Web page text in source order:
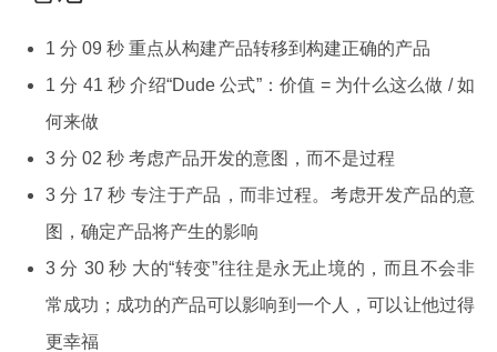
1 分 09 秒 重点从构建产品转移到构建正确的产品
1 分 41 秒 介绍“Dude 公式”：价值 = 为什么这么做 / 如
何来做
3 分 02 秒 考虑产品开发的意图，而不是过程
3 分 17 秒 专注于产品，而非过程。考虑开发产品的意
图，确定产品将产生的影响
3 分 30 秒 大的“转变”往往是永无止境的，而且不会非
常成功；成功的产品可以影响到一个人，可以让他过得
更幸福